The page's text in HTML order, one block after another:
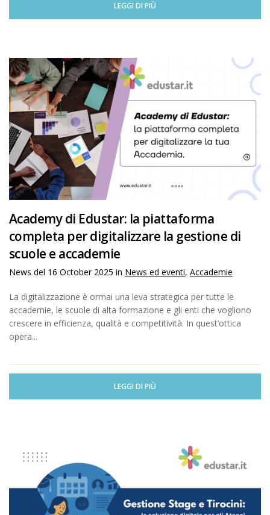
LEGGI DI PIÙ
Academy di Edustar: la piattaforma
completa per digitalizzare la gestione di
scuole e accademie
News del 16 October 2025 in News ed eventi, Accademie
La digitalizzazione è ormai una leva strategica per tutte le
accademie, le scuole di alta formazione e gli enti che vogliono
crescere in efficienza, qualità e competitività. In quest’ottica
opera...
LEGGI DI PIÙ